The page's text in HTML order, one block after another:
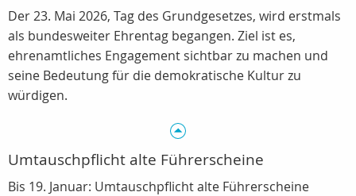
Der 23. Mai 2026, Tag des Grundgesetzes, wird erstmals
als bundesweiter Ehrentag begangen. Ziel ist es,
ehrenamtliches Engagement sichtbar zu machen und
seine Bedeutung für die demokratische Kultur zu
würdigen.
Umtauschpflicht alte Führerscheine
Bis 19. Januar: Umtauschpflicht alte Führerscheine